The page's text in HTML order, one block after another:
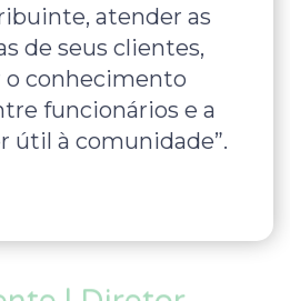
atender as
de seus clientes,
o conhecimento
funcionários e a
útil à comunidade”.